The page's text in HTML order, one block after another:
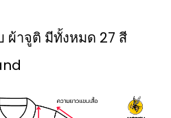
ผ้าจูติ มีทั้งหมด 27 สี